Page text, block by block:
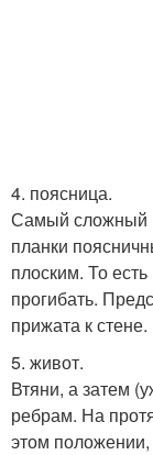
4. поясница.
Самый сложный
планки
плоским. То
прогибать.
прижата к стене.
5. живот.
Втяни, а затем
ребрам. На
этом